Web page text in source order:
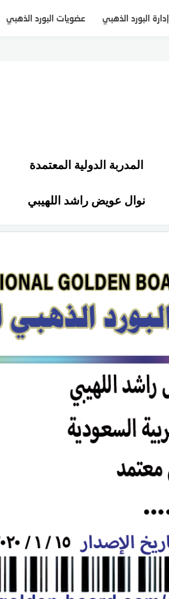
إدارة البورد الذهبي عضويات البورد الذهبي
المدربة الدولية المعتمدة
نوال عويض راشد اللهيبي